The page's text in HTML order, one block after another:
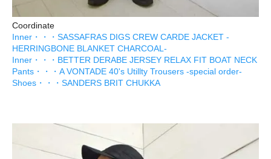
Coordinate
Inner・・・SASSAFRAS DIGS CREW CARDE JACKET -
HERRINGBONE BLANKET CHARCOAL-
Inner・・・BETTER DERABE JERSEY RELAX FIT BOAT NECK
Pants・・・A VONTADE 40's Utillty Trousers -special order-
Shoes・・・SANDERS BRIT CHUKKA